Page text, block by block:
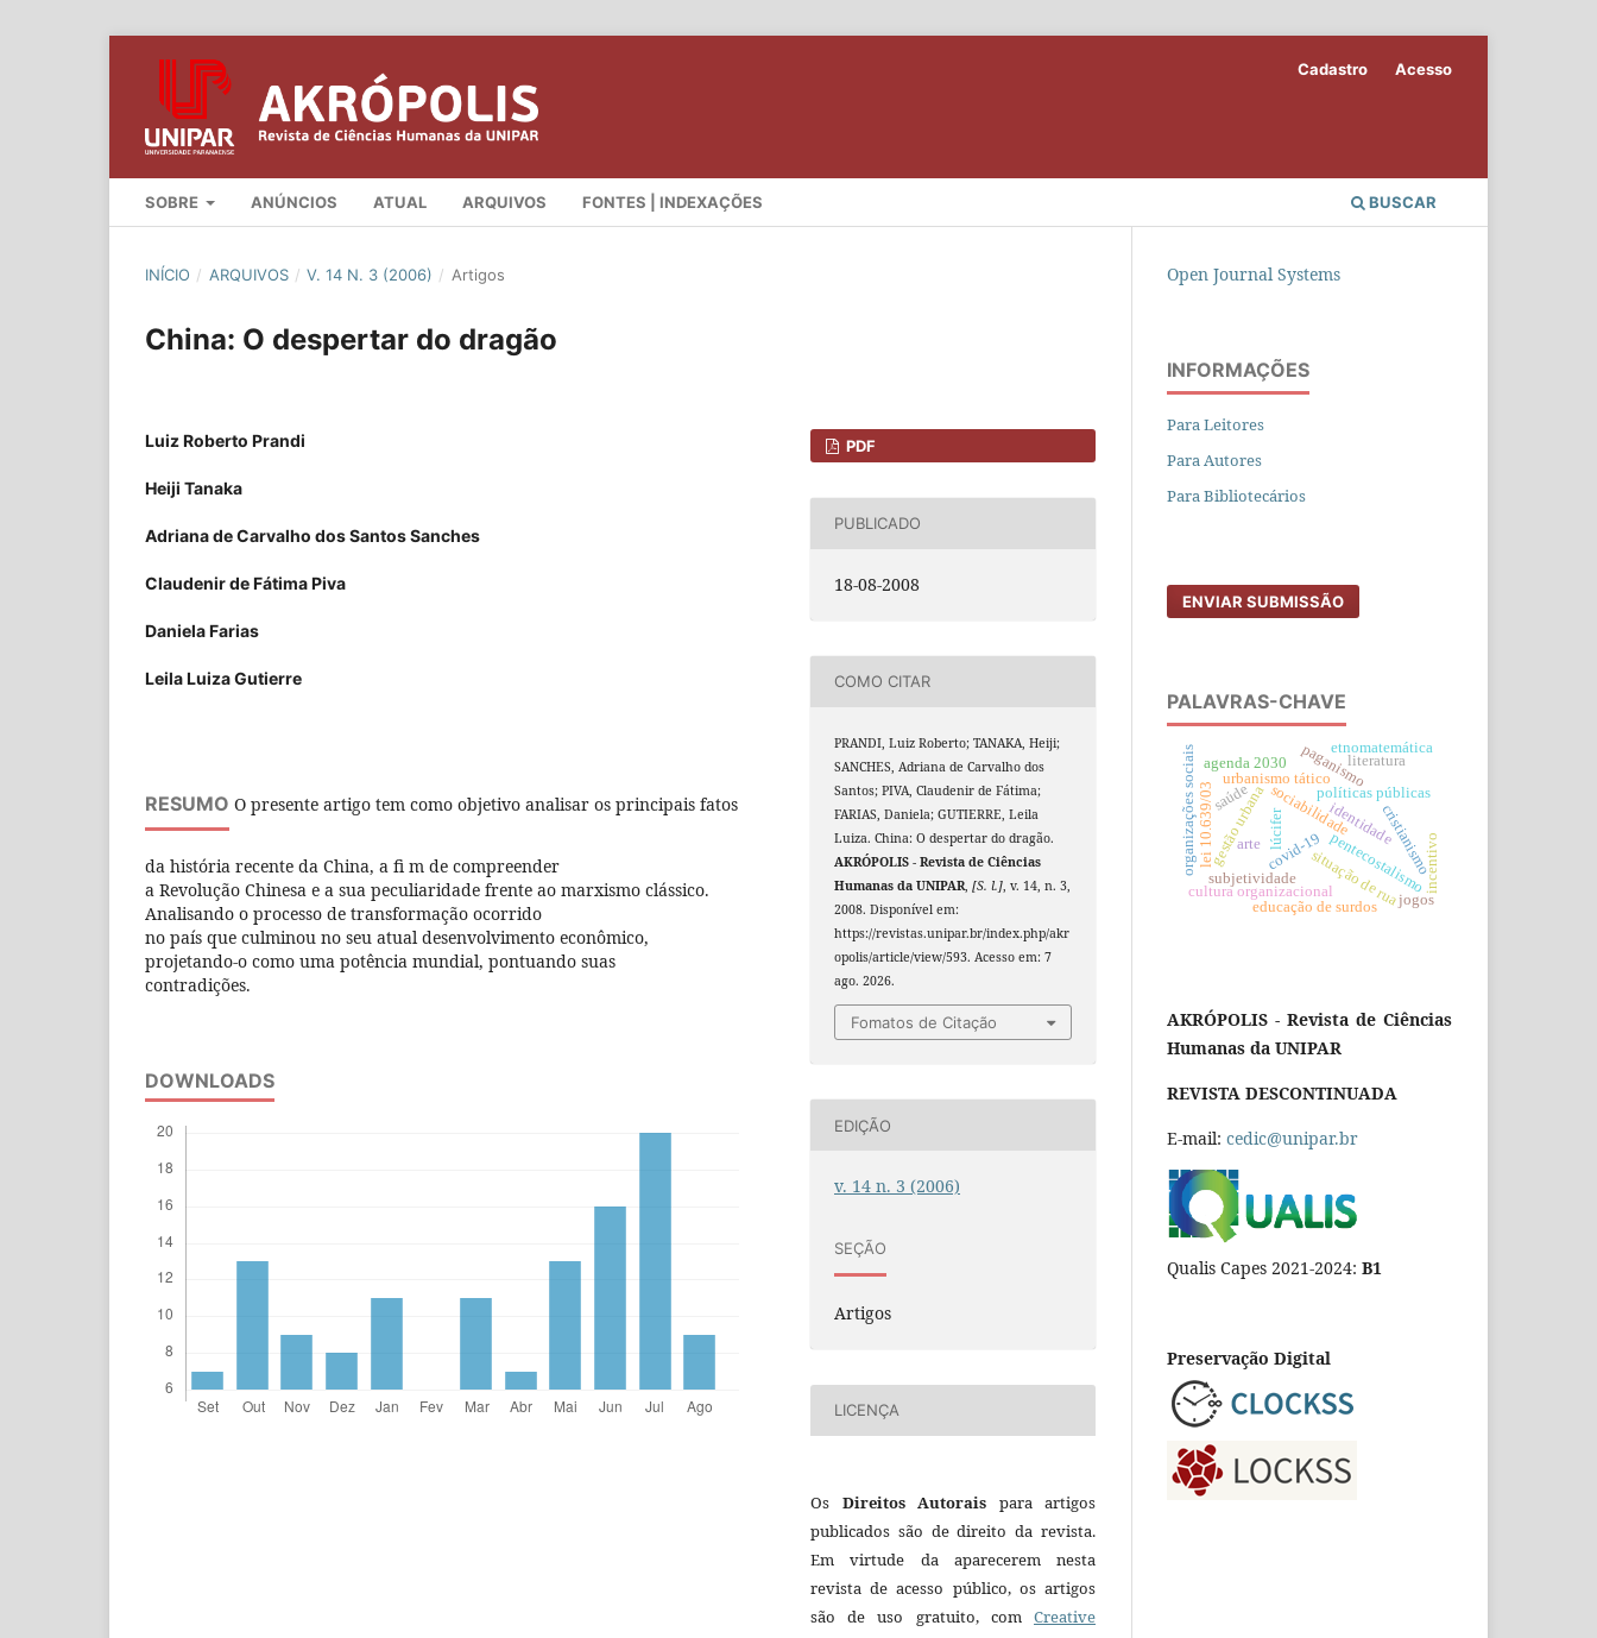
SOBRE ANÚNCIOS ATUAL ARQUIVOS FONTES | INDEXAÇÕES BUSCAR
Cadastro Acesso
INÍCIO / ARQUIVOS / V. 14 N. 3 (2006) / Artigos
China: O despertar do dragão
Luiz Roberto Prandi
Heiji Tanaka
Adriana de Carvalho dos Santos Sanches
Claudenir de Fátima Piva
Daniela Farias
Leila Luiza Gutierre
RESUMO O presente artigo tem como objetivo analisar os principais fatos
da história recente da China, a fi m de compreender
a Revolução Chinesa e a sua peculiaridade frente ao marxismo clássico.
Analisando o processo de transformação ocorrido
no país que culminou no seu atual desenvolvimento econômico,
projetando-o como uma potência mundial, pontuando suas
contradições.
DOWNLOADS
PDF
PUBLICADO
18-08-2008
COMO CITAR
PRANDI, Luiz Roberto; TANAKA, Heiji;
SANCHES, Adriana de Carvalho dos
Santos; PIVA, Claudenir de Fátima;
FARIAS, Daniela; GUTIERRE, Leila
Luiza. China: O despertar do dragão.
AKRÓPOLIS - Revista de Ciências
Humanas da UNIPAR,[S. l.], v. 14, n. 3,
2008. Disponível em:
https://revistas.unipar.br/index.php/akr
opolis/article/view/593. Acesso em: 7
ago. 2026.
Fomatos de Citação
EDIÇÃO
v. 14 n. 3 (2006)
SEÇÃO
Artigos
LICENÇA
Os Direitos Autorais para artigos
publicados são de direito da revista.
Em virtude da aparecerem nesta
revista de acesso público, os artigos
são de uso gratuito, com Creative
Open Journal Systems
INFORMAÇÕES
Para Leitores
Para Autores
Para Bibliotecários
ENVIAR SUBMISSÃO
PALAVRAS-CHAVE
covid-19
sociabilidadepolíticas públicas
gestão urbana
urbanismo tático
identidade
subjetividade pentecostalismo
cultura organizacional
arte
situação de rua
lúcifer cristianismo
paganismo
educação de surdos
literatura
lei 10.639/03saúde
organizações sociais etnomatemática
jogos
incentivo
agenda 2030
AKRÓPOLIS - Revista de Ciências
Humanas da UNIPAR
REVISTA DESCONTINUADA
E-mail: cedic@unipar.br
Qualis Capes 2021-2024: B1
Preservação Digital